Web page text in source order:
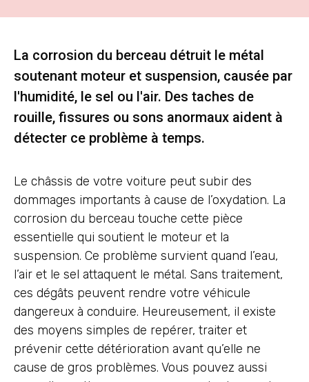
La corrosion du berceau détruit le métal
soutenant moteur et suspension, causée par
l'humidité, le sel ou l'air. Des taches de
rouille, fissures ou sons anormaux aident à
détecter ce problème à temps.
Le châssis de votre voiture peut subir des
dommages importants à cause de l’oxydation. La
corrosion du berceau touche cette pièce
essentielle qui soutient le moteur et la
suspension. Ce problème survient quand l’eau,
l’air et le sel attaquent le métal. Sans traitement,
ces dégâts peuvent rendre votre véhicule
dangereux à conduire. Heureusement, il existe
des moyens simples de repérer, traiter et
prévenir cette détérioration avant qu’elle ne
cause de gros problèmes. Vous pouvez aussi